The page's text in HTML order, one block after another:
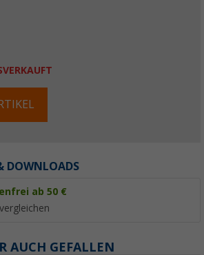
DOWNLOADS
ab 50 €
AUCH GEFALLEN